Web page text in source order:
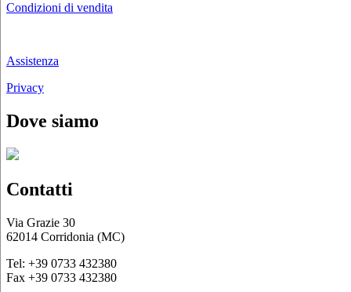
Condizioni di vendita
Assistenza
Privacy
Dove siamo
Contatti
Via Grazie 30
62014 Corridonia (MC)
Tel: +39 0733 432380
Fax +39 0733 432380